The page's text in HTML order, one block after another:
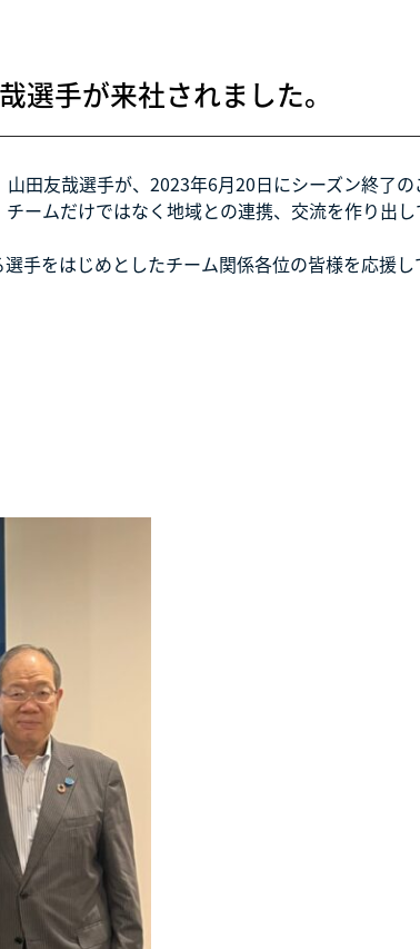
手が来社されました。
田友哉選手が、2023年6月20日にシーズン終了
ームだけではなく地域との連携、交流を作り出
をはじめとしたチーム関係各位の皆様を応援し